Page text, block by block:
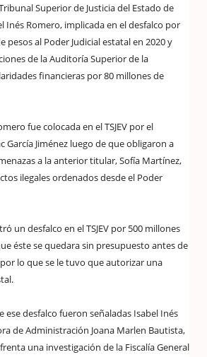
Superior de Justicia del Estado de
Inés Romero, implicada en el desfalco por
pesos al Poder Judicial estatal en 2020 y
de la Auditoría Superior de la
financieras por 80 millones de
fue colocada en el TSJEV por el
García Jiménez luego de que obligaron a
a la anterior titular, Sofía Martínez,
ilegales ordenados desde el Poder
un desfalco en el TSJEV por 500 millones
éste se quedara sin presupuesto antes de
lo que se le tuvo que autorizar una
ese desfalco fueron señaladas Isabel Inés
de Administración Joana Marlen Bautista,
una investigación de la Fiscalía General